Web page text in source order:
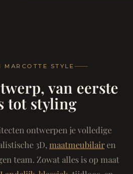
MARCOTTE STYLE
van eerste
tot styling
ontwerpen je volledige
3D, maatmeubilairen
team. Zowat alles is op maat